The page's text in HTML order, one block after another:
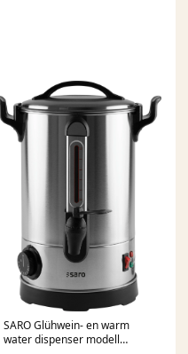
SARO Glühwein- en warm
water dispenser modell